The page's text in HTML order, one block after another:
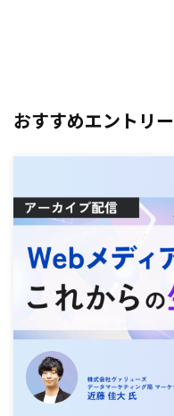
おすすめエントリー